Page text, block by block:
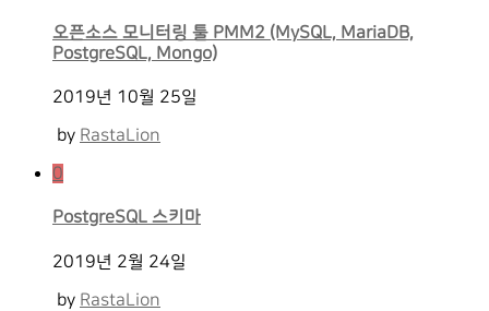
오픈소스 모니터링 툴 PMM2 (MySQL, MariaDB,
PostgreSQL, Mongo)
2019년 10월 25일
by RastaLion
0
PostgreSQL 스키마
2019년 2월 24일
by RastaLion